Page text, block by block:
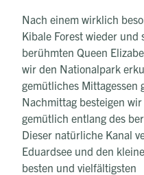
Nach einem wirklich
Kibale Forest wieder und
berühmten Queen
wir den Nationalpark
gemütliches Mittagessen
Nachmittag besteigen
gemütlich entlang des
Dieser natürliche Kanal
Eduardsee und den
besten und vielfältigsten